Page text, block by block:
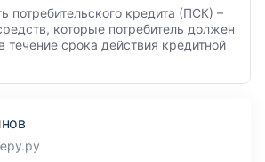
потребительского кредита (ПСК) –
которые потребитель должен
течение срока действия кредитной